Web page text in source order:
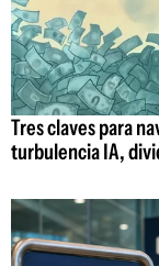
Tres claves para
turbulencia IA,